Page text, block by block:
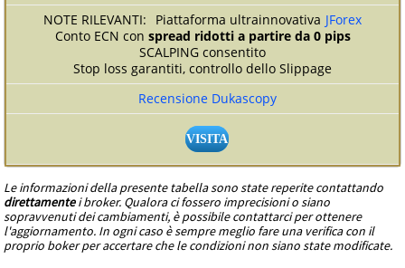
Piattaforma ultrainnovativa JForex
Conto ECN con spread ridotti a partire da 0 pips
SCALPING consentito
Stop loss garantiti, controllo dello Slippage
Recensione Dukascopy
VISITA
Le informazioni della presente tabella sono state reperite contattando
direttamentei broker. Qualora ci fossero imprecisioni o siano
sopravvenuti dei cambiamenti, è possibile contattarci per ottenere
l'aggiornamento. In ogni caso è sempre meglio fare una verifica con il
proprio boker per accertare che le condizioni non siano state modificate.